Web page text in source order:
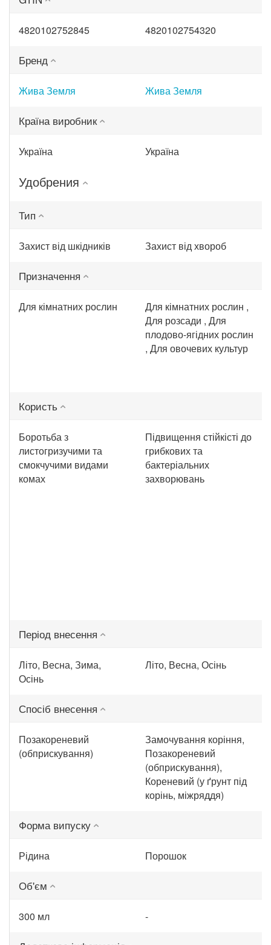
4820102752845 4820102754320
Бренд
Жива Земля Жива Земля
Країна виробник
Україна Україна
Удобрения
Тип
Захист від шкідників Захист від хвороб
Призначення
Для кімнатних рослин
Для кімнатних рослин ,
Для розсади , Для
плодово-ягідних рослин
, Для овочевих культур
Користь
Боротьба з
листогризучими та
смокчучими видами
комах
Підвищення стійкісті до
грибкових та
бактеріальних
захворювань
Період внесення
Літо, Весна, Зима,
Осінь
Літо, Весна, Осінь
Спосіб внесення
Позакореневий
(обприскування)
Замочування коріння,
Позакореневий
(обприскування),
Кореневий (у ґрунт під
корінь, міжряддя)
Форма випуску
Рідина Порошок
Об'єм
300 мл -